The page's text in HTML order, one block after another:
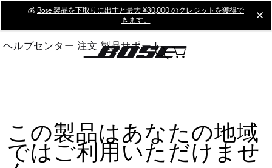
Main
💰 Bose 製品を下取りに出すと最大 ¥30,000 のクレジットを獲得で
きます。
ヘルプセンター 注文 製品サポート
この製品はあなたの地域
ではご利用いただけませ